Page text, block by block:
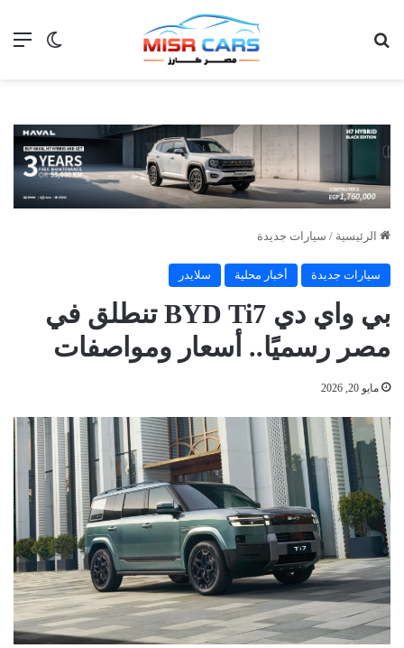
الوضع
الرئيسية / سيارات جديدة
سيارات جديدة أخبار محلية سلايدر
بي واي دي BYD Ti7 تنطلق في
مصر رسميًا.. أسعار ومواصفات
مايو 20, 2026